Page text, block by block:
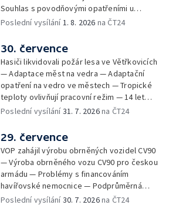
Souhlas s povodňovými opatřeními u
Troubek — Opravy Rudné omezí dopravu —
počasí na následující dny — Vedra táhnou na
chladnější místa — Hasiči lokalizovali požár
lesa na Opavsku — Požáry zemědělské
techniky na Olomoucku — Dva roky od
požáru škol v Českém Těšíně — Výstava
Sladké vzpomínky Opavska
Poslední vysílání1. 8. 2026 na ČT24
30. července
Hasiči likvidovali požár lesa ve Větřkovicích
— Adaptace měst na vedra — Adaptační
opatření na vedro ve městech — Tropické
teploty ovlivňují pracovní režim — 14 let
vězení za vraždu ženy ve Staříči/ —
— Podvodník připravil 17 lidí o 4 miliony —
DPO pořídí 70 nových elektrobusů — V
Olomouci přibude 20 elektrobusů —
Mistryně světa Kneblová zpět v Olomouci —
Mobilní kurníky pomáhají s kvalitou půdy —
Výběr ze sociálních sítí ČT — Nové varhany v
Rudě u Rýmařova
Poslední vysílání31. 7. 2026na ČT24
29. července
VOP zahájil výrobu obrněných vozidel CV90
— Výroba obrněného vozu CV90 pro českou
armádu — Problémy s financováním
havířovské nemocnice — Podprůměrná
návštěvnost koupališť v červenci — Do
Poslední vysílání30. 7. 2026na ČT24